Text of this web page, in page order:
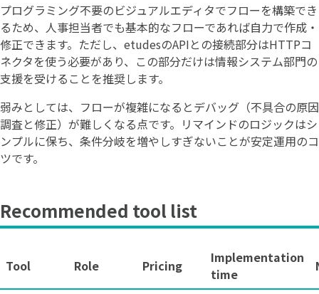
プログラミング不要のビジュアルエディタでフローを構築でき
るため、人事担当者でも基本的なフローであれば自力で作成・
修正できます。ただし、etudesのAPIとの接続部分はHTTPコ
ネクタを使う必要があり、この部分だけは情報システム部門の
支援を受けることを推奨します。
弱みとしては、フローが複雑になるとデバッグ（不具合の原因
調査と修正）が難しくなる点です。リマインドのロジックはシ
ンプルに保ち、条件分岐を増やしすぎないことが安定運用のコ
ツです。
Recommended tool list
Tool Role Pricing
Implementation
time